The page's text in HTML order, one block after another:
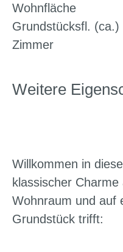
Wohnfläche
Grundstücksfl. (ca.)
Zimmer
Weitere
Willkommen in
klassischer
Wohnraum und auf
Grundstück trifft: